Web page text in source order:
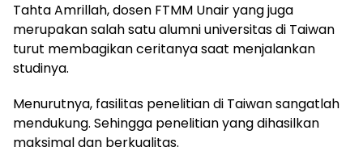
Tahta Amrillah, dosen FTMM Unair yang juga
merupakan salah satu alumni universitas di Taiwan
turut membagikan ceritanya saat menjalankan
studinya.
Menurutnya, fasilitas penelitian di Taiwan sangatlah
mendukung. Sehingga penelitian yang dihasilkan
maksimal dan berkualitas.